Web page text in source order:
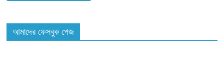
আমাদের ফেসবুক পেজ